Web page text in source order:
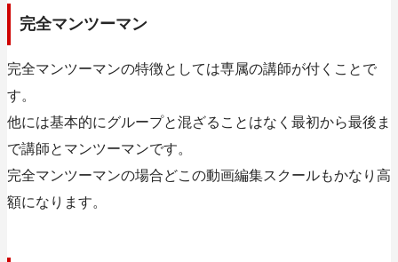
完全マンツーマン
完全マンツーマンの特徴としては専属の講師が付くことで
す。
他には基本的にグループと混ざることはなく最初から最後ま
で講師とマンツーマンです。
完全マンツーマンの場合どこの動画編集スクールもかなり高
額になります。